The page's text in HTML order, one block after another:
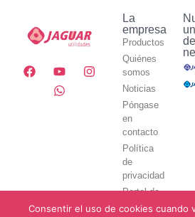
La
empresa
Productos
Quiénes
somos
Noticias
Póngase
en
contacto
Política
de
privacidad
Portal de
servicios
de
Consentir el uso de cookies cuando